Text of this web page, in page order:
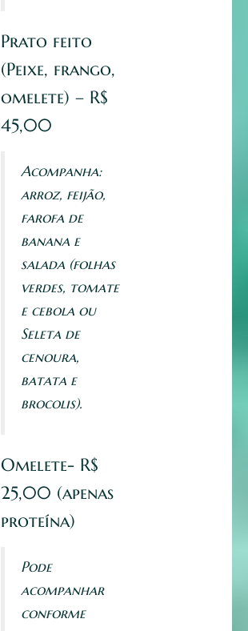
Prato feito
(Peixe, frango,
omelete) – R$
45,00
Acompanha:
arroz, feijão,
farofa de
banana e
salada (folhas
verdes, tomate
e cebola ou
Seleta de
cenoura,
batata e
brocolis).
Omelete- R$
25,00 (apenas
proteína)
Pode
acompanhar
conforme